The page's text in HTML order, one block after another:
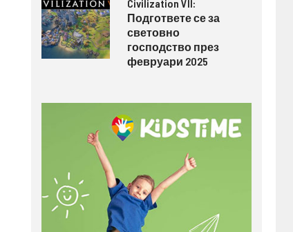
Civilization VII:
Подгответе се за
световно
господство през
февруари 2025